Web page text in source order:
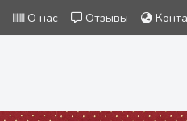
О нас Отзывы